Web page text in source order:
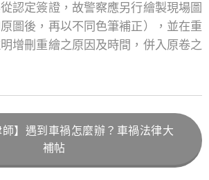
認定簽證，故警察應另行繪製現場圖
原圖後，再以不同色筆補正），並在重
增刪重繪之原因及時間，併入原卷之
師】遇到車禍怎麼辦？車禍法律大
補帖